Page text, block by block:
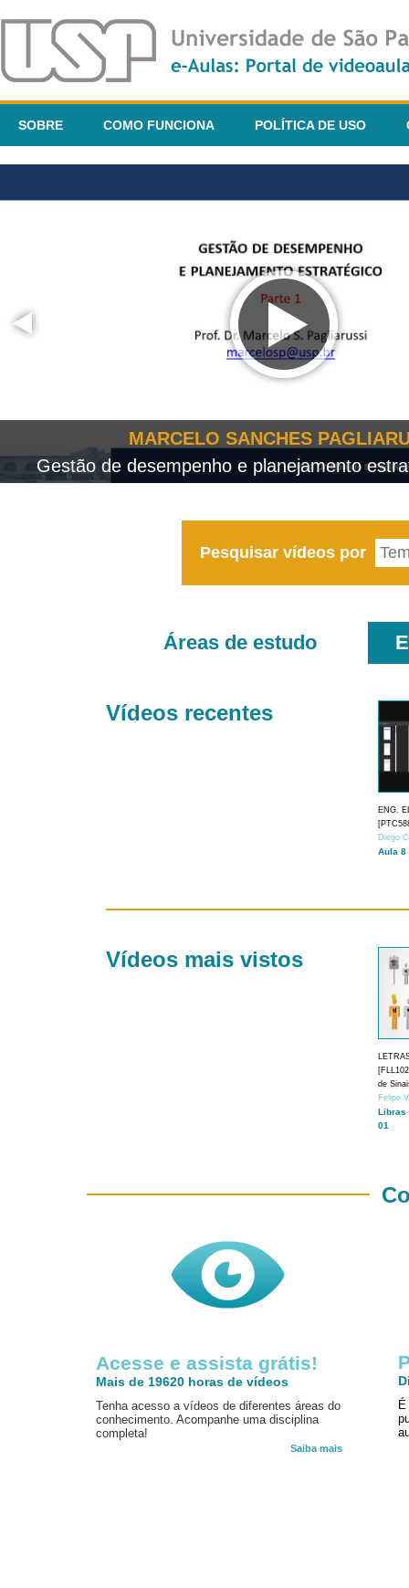
SOBRE COMO FUNCIONA POLÍTICA DE USO
MARCELO SANCHES
Gestão de desempenho e planejamento
Pesquisar vídeos por
Áreas de estudo
Vídeos recentes
ENG.
Diego
Aula 8
Vídeos mais vistos
de
Felipe
Libras
01
Acesse e assista grátis!
Mais de 19620 horas de vídeos
Tenha acesso a vídeos de diferentes áreas do
conhecimento. Acompanhe uma disciplina
completa!
Saiba mais